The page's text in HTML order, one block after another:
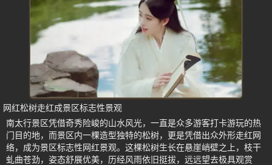
网红松树走红成景区标志性景观
南太行景区凭借奇秀险峻的山水风光，一直是众多游客打卡游玩的热
门目的地，而景区内一棵造型独特的松树，更是凭借出众外形走红网
络，成为景区标志性网红景观。这棵松树生长在悬崖峭壁之上，枝干
虬曲苍劲，姿态舒展优美，历经风雨依旧挺拔，远远望去极具观赏